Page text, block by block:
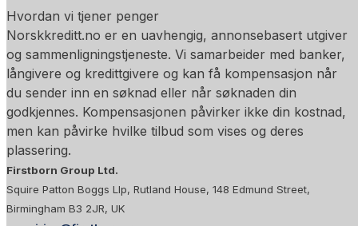
Hvordan vi tjener penger
Norskkreditt.no er en uavhengig, annonsebasert utgiver
og sammenligningstjeneste. Vi samarbeider med banker,
långivere og kredittgivere og kan få kompensasjon når
du sender inn en søknad eller når søknaden din
godkjennes. Kompensasjonen påvirker ikke din kostnad,
men kan påvirke hvilke tilbud som vises og deres
plassering.
Firstborn Group Ltd.
Squire Patton Boggs Llp, Rutland House, 148 Edmund Street,
Birmingham B3 2JR, UK